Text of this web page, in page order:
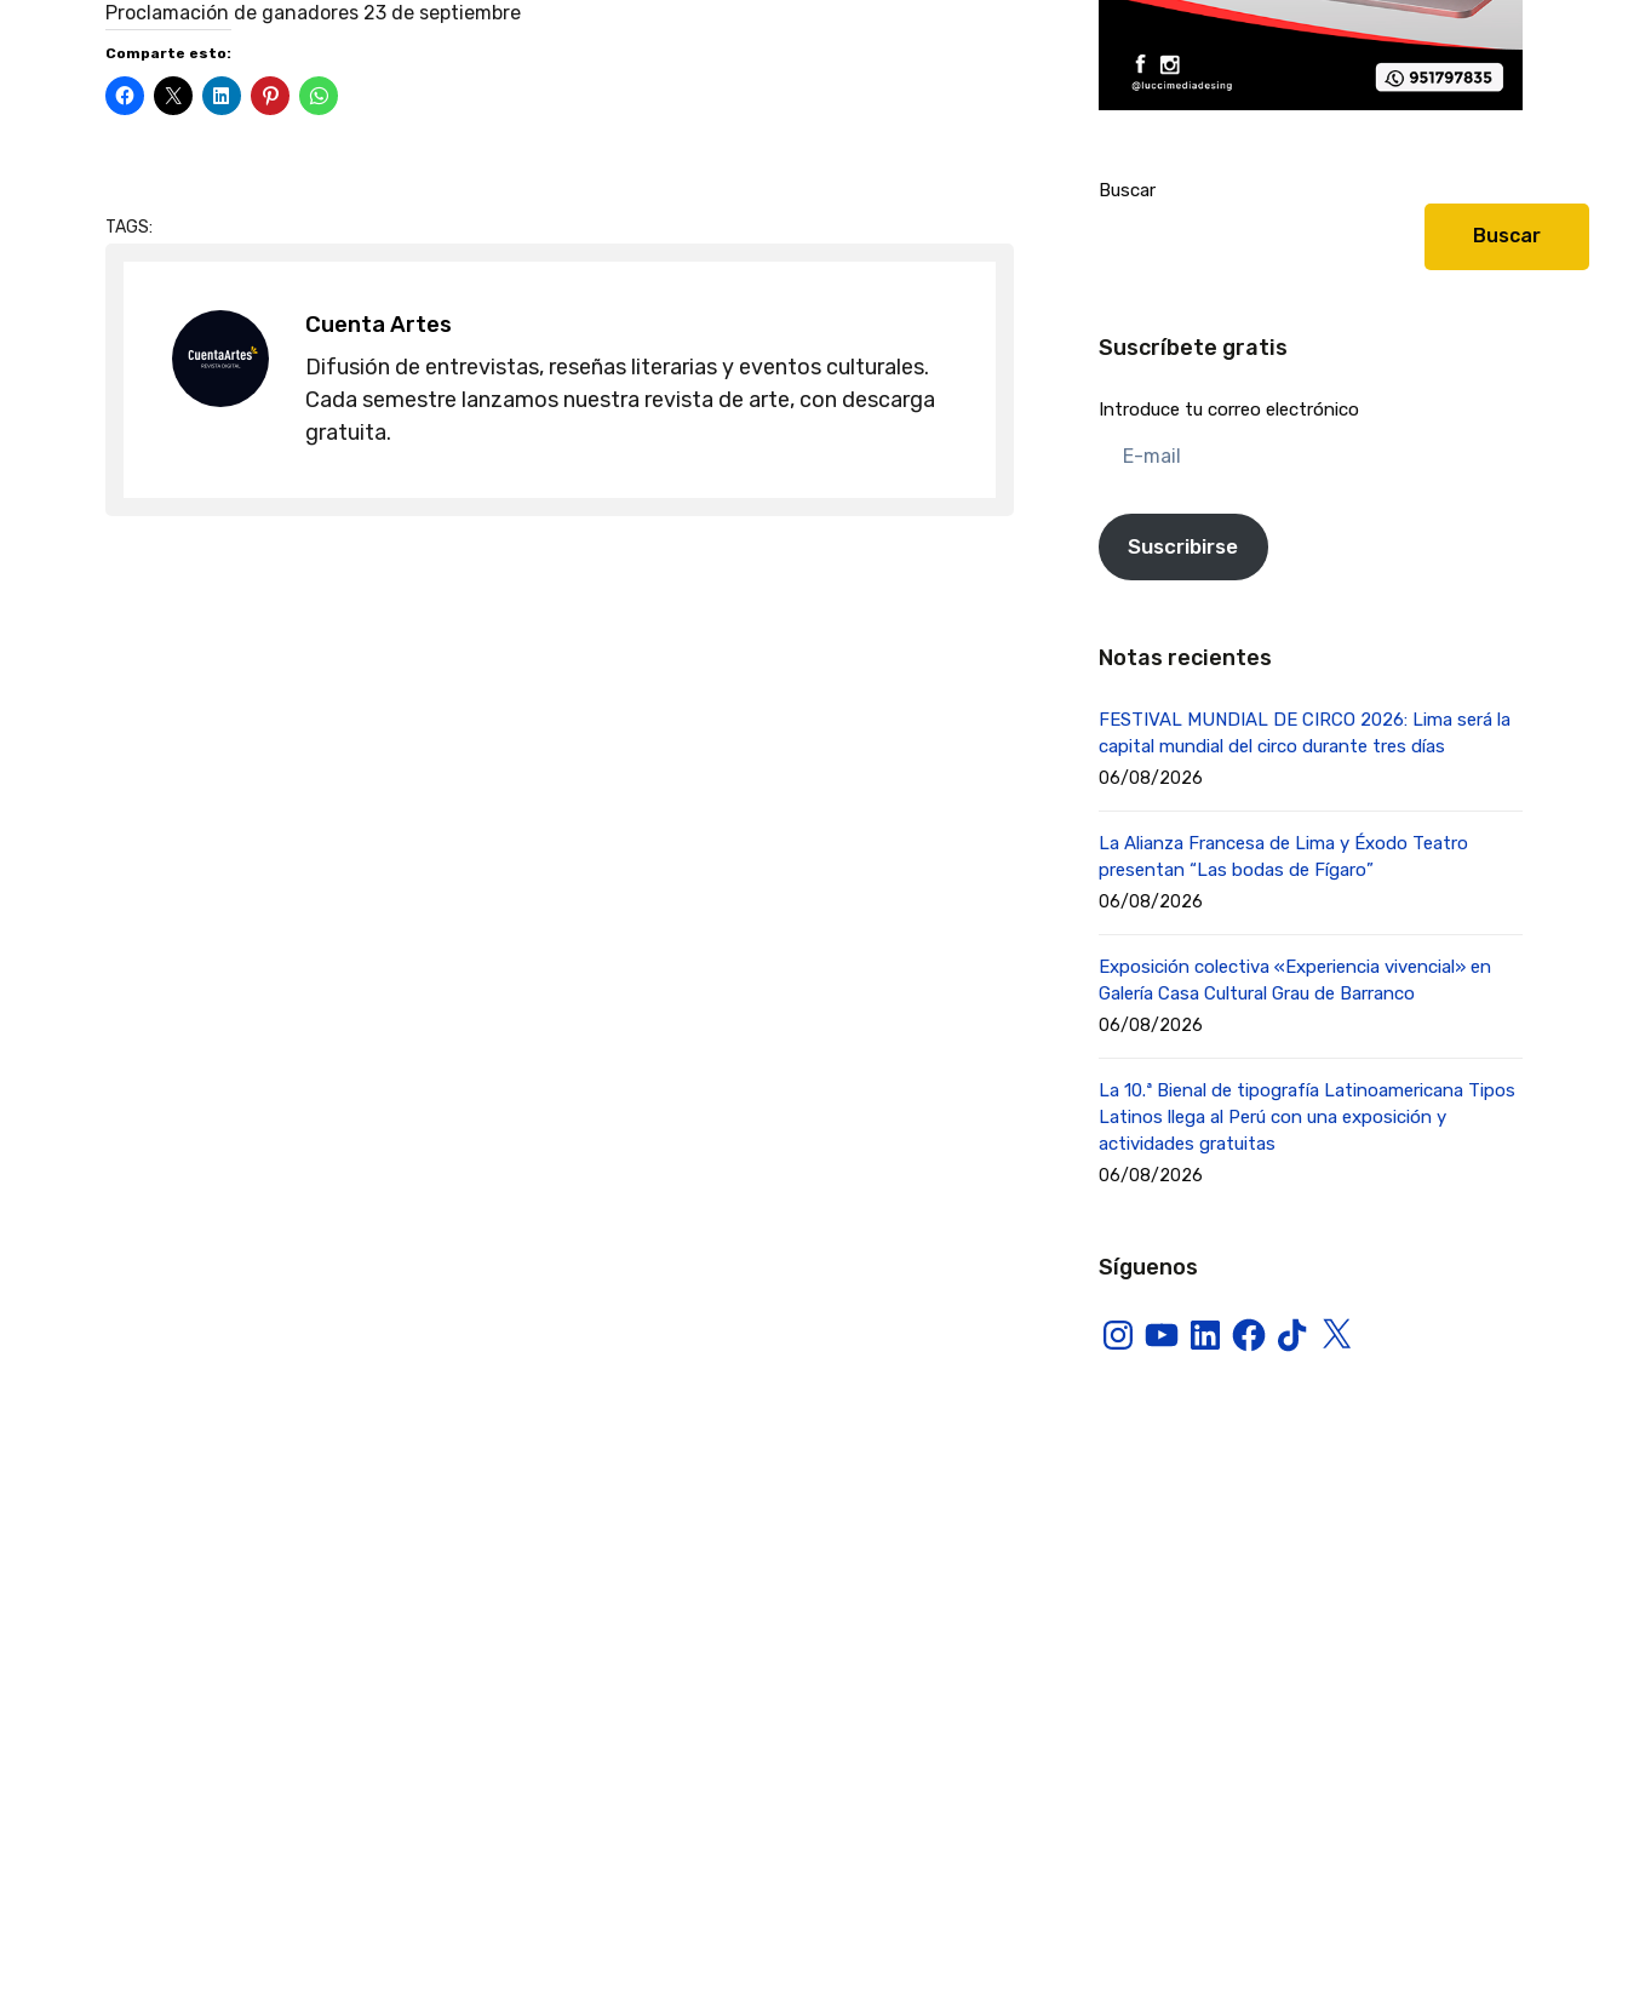
Proclamación de ganadores 23 de septiembre
Comparte esto:
TAGS:
Cuenta Artes
Difusión de entrevistas, reseñas literarias y eventos culturales.
Cada semestre lanzamos nuestra revista de arte, con descarga
gratuita.
Buscar
Buscar
Suscríbete gratis
Introduce tu correo electrónico
mail
Suscribirse
Notas recientes
FESTIVAL MUNDIAL DE CIRCO 2026: Lima será la
capital mundial del circo durante tres días
06/08/2026
La Alianza Francesa de Lima y Éxodo Teatro
presentan “Las bodas de Fígaro”
06/08/2026
Exposición colectiva «Experiencia vivencial» en
Galería Casa Cultural Grau de Barranco
06/08/2026
La 10.ª Bienal de tipografía Latinoamericana Tipos
Latinos llega al Perú con una exposición y
actividades gratuitas
06/08/2026
Síguenos
InstagramYouTubeLinkedInFacebook
TikTokX